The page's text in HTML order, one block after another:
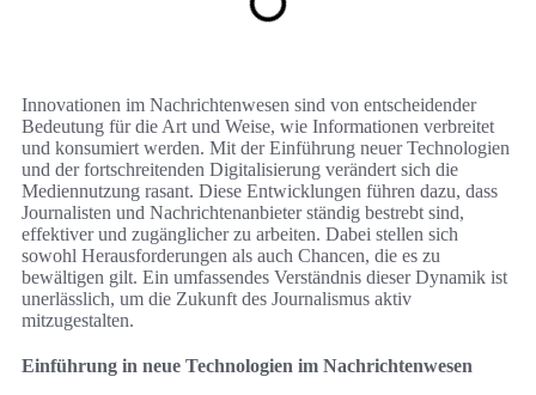
Innovationen im Nachrichtenwesen sind von entscheidender
Bedeutung für die Art und Weise, wie Informationen verbreitet
und konsumiert werden. Mit der Einführung neuer Technologien
und der fortschreitenden Digitalisierung verändert sich die
Mediennutzung rasant. Diese Entwicklungen führen dazu, dass
Journalisten und Nachrichtenanbieter ständig bestrebt sind,
effektiver und zugänglicher zu arbeiten. Dabei stellen sich
sowohl Herausforderungen als auch Chancen, die es zu
bewältigen gilt. Ein umfassendes Verständnis dieser Dynamik ist
unerlässlich, um die Zukunft des Journalismus aktiv
mitzugestalten.
Einführung in neue Technologien im Nachrichtenwesen